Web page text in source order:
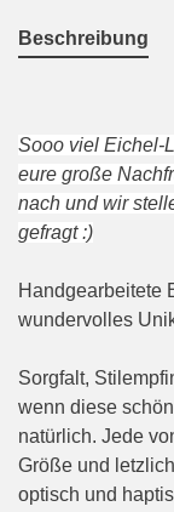
Beschreibung
Sooo viel Eichel-
eure große
nach und wir
gefragt :)
Handgearbeitete
wundervolles
Sorgfalt,
wenn diese
natürlich. Jede
Größe und
optisch und